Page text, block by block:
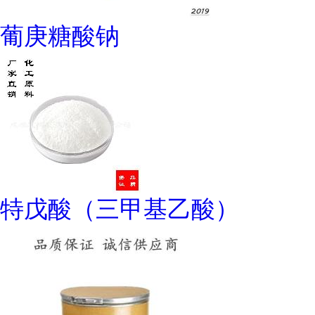
葡庚糖酸钠
特戊酸（三甲基乙酸）